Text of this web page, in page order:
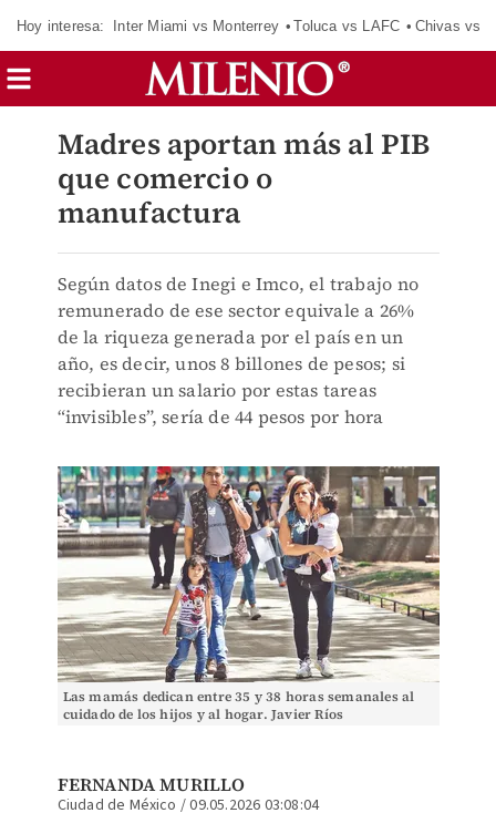
Hoy interesa: Inter Miami vs Monterrey Toluca vs LAFC Chivas vs
Madres aportan más al PIB
que comercio o
manufactura
Según datos de Inegi e Imco, el trabajo no
remunerado de ese sector equivale a 26%
de la riqueza generada por el país en un
año, es decir, unos 8 billones de pesos; si
recibieran un salario por estas tareas
“invisibles”, sería de 44 pesos por hora
Las mamás dedican entre 35 y 38 horas semanales al
cuidado de los hijos y al hogar. Javier Ríos
FERNANDA MURILLO
Ciudad de México /09.05.2026 03:08:04